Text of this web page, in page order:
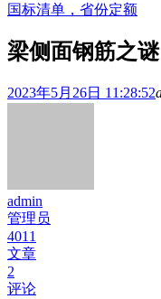
国标清单，省份定额
梁侧面钢筋之谜
2023年5月26日 11:28:52
admin
管理员
4011
文章
2
评论